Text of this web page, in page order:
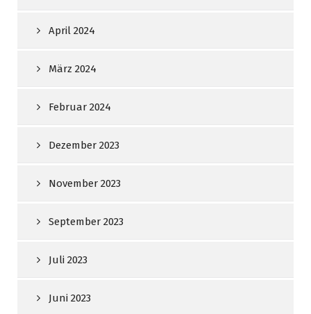
April 2024
März 2024
Februar 2024
Dezember 2023
November 2023
September 2023
Juli 2023
Juni 2023